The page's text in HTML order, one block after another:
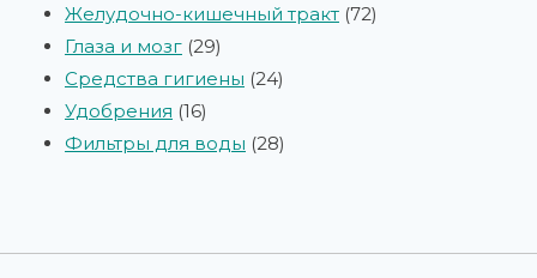
Желудочно-кишечный тракт 72
Глаза и мозг 29
Средства гигиены 24
Удобрения 16
Фильтры для воды 28